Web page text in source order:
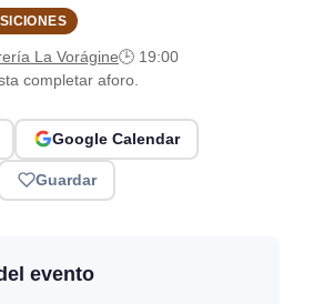
La Vorágine🕒 19:00
completar aforo.
Google Calendar
Guardar
evento